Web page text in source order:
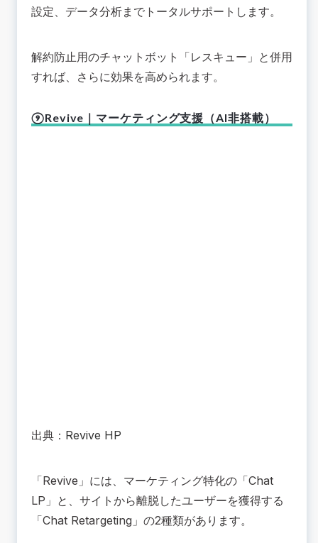
設定、データ分析までトータルサポートします。
解約防止用のチャットボット「レスキュー」と併用
すれば、さらに効果を高められます。
⑨Revive｜マーケティング支援（AI非搭載）
出典： Revive HP
「Revive」には、マーケティング特化の「Chat
LP」と、サイトから離脱したユーザーを獲得する
「Chat Retargeting」の2種類があります。